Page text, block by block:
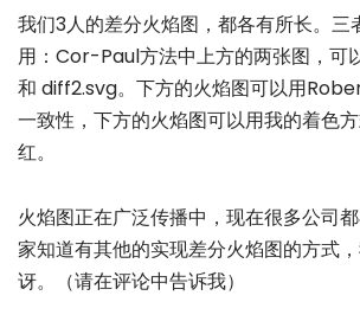
我们3人的差分火焰图，都各有所长。三
用：Cor-Paul方法中上方的两张图，可
和 diff2.svg。下方的火焰图可以用
一致性，下方的火焰图可以用我的着色
红。
火焰图正在广泛传播中，现在很多公司
家知道有其他的实现差分火焰图的方式
讶。（请在评论中告诉我）